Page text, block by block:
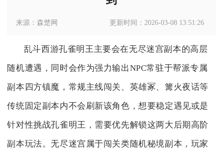
来源：森楚网 更新时间：2026-03-08 13:51:26
乱斗西游孔雀明王主要会在无尽迷宫副本的高层
随机遭遇，同时会作为强力输出NPC常驻于帮派专属
副本四方镇魔，常规主线闯关、英雄冢、篝火夜话等
传统固定副本内不会刷新该角色，想要稳定遇见或是
针对性挑战孔雀明王，需要优先解锁这两大后期高阶
副本玩法。无尽迷宫属于闯关类随机秘境副本，玩家